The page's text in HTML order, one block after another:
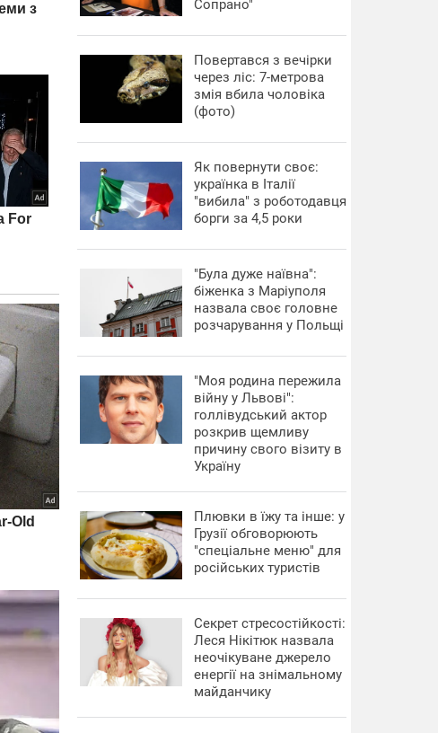
Сопрано"
Повертався з вечірки
через ліс: 7-метрова
змія вбила чоловіка
(фото)
​Як повернути своє:
українка в Італії
"вибила" з роботодавця
борги за 4,5 роки
"Була дуже наївна":
біженка з Маріуполя
назвала своє головне
розчарування у Польщі
"Моя родина пережила
війну у Львові":
голлівудський актор
розкрив щемливу
причину свого візиту в
Україну
Плювки в їжу та інше: у
Грузії обговорюють
"спеціальне меню" для
російських туристів
Секрет стресостійкості:
Леся Нікітюк назвала
неочікуване джерело
енергії на знімальному
майданчику